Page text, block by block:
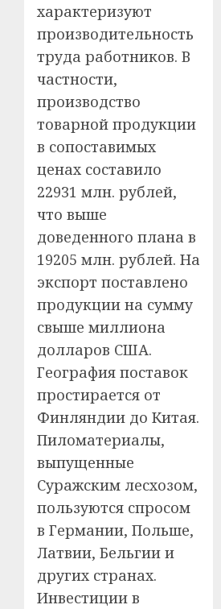
характеризуют
производительность
труда работников. В
частности,
производство
товарной продукции
в сопоставимых
ценах составило
22931 млн. рублей,
что выше
доведенного плана в
19205 млн. рублей. На
экспорт поставлено
продукции на сумму
свыше миллиона
долларов США.
География поставок
простирается от
Финляндии до Китая.
Пиломатериалы,
выпущенные
Суражским лесхозом,
пользуются спросом
в Германии, Польше,
Латвии, Бельгии и
других странах.
Инвестиции в